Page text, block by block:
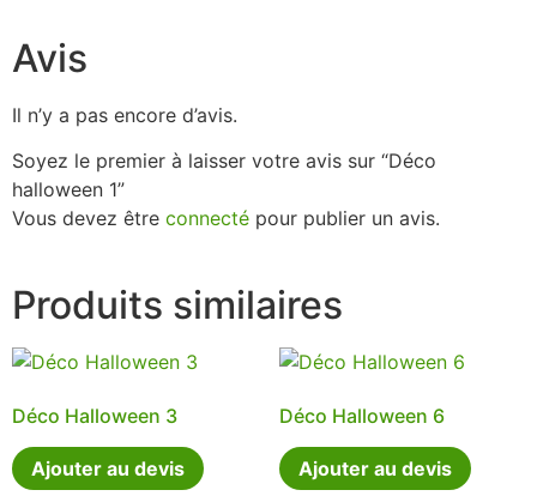
Avis
Il n’y a pas encore d’avis.
Soyez le premier à laisser votre avis sur “Déco
halloween 1”
Vous devez être connecté pour publier un avis.
Produits similaires
Déco Halloween 3
Ajouter au devis
Déco Halloween 6
Ajouter au devis